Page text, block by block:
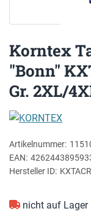
Korntex
"Bonn"
Gr. 2XL/
Artikelnummer:
EAN:
Hersteller ID:
nicht auf Lager